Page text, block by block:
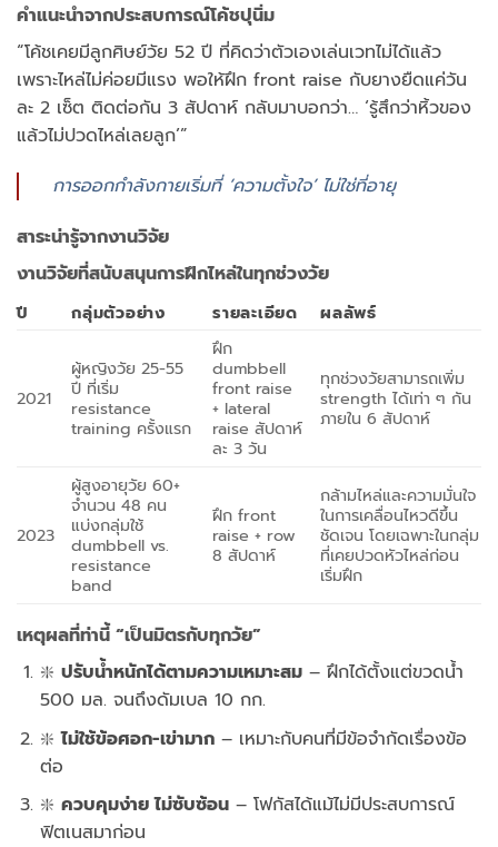
คำแนะนำจากประสบการณ์โค้ชปุนิ่ม
“โค้ชเคยมีลูกศิษย์วัย 52 ปี ที่คิดว่าตัวเองเล่นเวทไม่ได้แล้ว
เพราะไหล่ไม่ค่อยมีแรง พอให้ฝึก front raise กับยางยืดแค่วัน
ละ 2 เซ็ต ติดต่อกัน 3 สัปดาห์ กลับมาบอกว่า… ‘รู้สึกว่าหิ้วของ
แล้วไม่ปวดไหล่เลยลูก’”
การออกกำลังกายเริ่มที่ ‘ความตั้งใจ’ ไม่ใช่ที่อายุ
สาระน่ารู้จากงานวิจัย
งานวิจัยที่สนับสนุนการฝึกไหล่ในทุกช่วงวัย
ปี กลุ่มตัวอย่าง รายละเอียด ผลลัพธ์
2021
ผู้หญิงวัย 25-55
ปี ที่เริ่ม
resistance
training ครั้งแรก
ฝึก
dumbbell
front raise
+ lateral
raise สัปดาห์
ละ 3 วัน
ทุกช่วงวัยสามารถเพิ่ม
strength ได้เท่า ๆ กัน
ภายใน 6 สัปดาห์
2023
ผู้สูงอายุวัย 60+
จำนวน 48 คน
แบ่งกลุ่มใช้
dumbbell vs.
resistance
band
ฝึก front
raise + row
8 สัปดาห์
กล้ามไหล่และความมั่นใจ
ในการเคลื่อนไหวดีขึ้น
ชัดเจน โดยเฉพาะในกลุ่ม
ที่เคยปวดหัวไหล่ก่อน
เริ่มฝึก
เหตุผลที่ท่านี้ “เป็นมิตรกับทุกวัย”
❇️ ปรับน้ำหนักได้ตามความเหมาะสม– ฝึกได้ตั้งแต่ขวดน้ำ
500 มล. จนถึงดัมเบล 10 กก.
❇️ไม่ใช้ข้อศอก-เข่ามาก– เหมาะกับคนที่มีข้อจำกัดเรื่องข้อ
ต่อ
❇️ ควบคุมง่าย ไม่ซับซ้อน– โฟกัสได้แม้ไม่มีประสบการณ์
ฟิตเนสมาก่อน